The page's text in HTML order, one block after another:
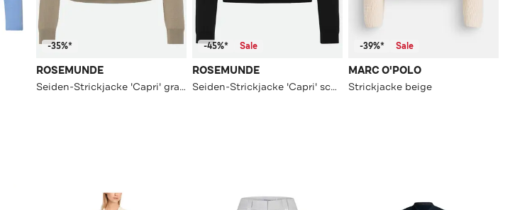
-35%*
ROSEMUNDE
Seiden-Strickjacke 'Capri' graugrün
-45%* Sale
ROSEMUNDE
Seiden-Strickjacke 'Capri' schwarz
-39%* Sale
MARC O'POLO
Strickjacke beige